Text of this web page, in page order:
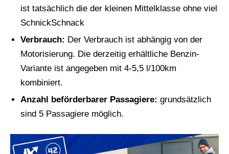
ist tatsächlich die der kleinen Mittelklasse ohne viel
SchnickSchnack
Verbrauch: Der Verbrauch ist abhängig von der
Motorisierung. Die derzeitig erhältliche Benzin-
Variante ist angegeben mit 4-5,5 l/100km
kombiniert.
Anzahl beförderbarer Passagiere: grundsätzlich
sind 5 Passagiere möglich.